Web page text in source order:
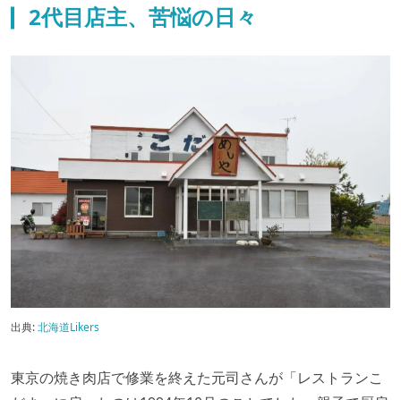
2代目店主、苦悩の日々
出典:北海道Likers
東京の焼き肉店で修業を終えた元司さんが「レストランこ